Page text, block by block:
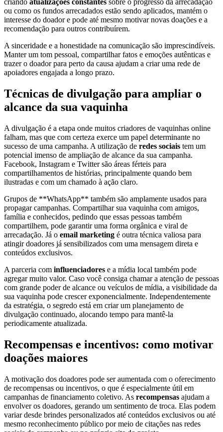
criando atualizações constantes sobre o progresso da arrecadação
ou como os fundos arrecadados estão sendo aplicados, mantém o
interesse do doador e pode até mesmo motivar novas doações e a
recomendação para outros contribuírem.
A sinceridade e a honestidade na comunicação são imprescindíveis.
Manter um tom pessoal, compartilhar fatos e emoções autênticas e
trazer o doador para perto da causa ajudam a criar uma rede de
apoiadores engajada a longo prazo.
Técnicas de divulgação para ampliar o
alcance da sua vaquinha
A divulgação é a etapa onde muitos criadores de vaquinhas online
falham, mas que com certeza exerce um papel determinante no
sucesso de uma campanha. A utilização de redes sociais tem um
potencial imenso de ampliação de alcance da sua campanha.
Facebook, Instagram e Twitter são áreas férteis para
compartilhamentos de histórias, principalmente quando bem
ilustradas e com um chamado à ação claro.
Grupos de **WhatsApp** também são amplamente usados para
propagar campanhas. Compartilhar sua vaquinha com amigos,
família e conhecidos, pedindo que essas pessoas também
compartilhem, pode garantir uma forma orgânica e viral de
arrecadação. Já o email marketing é outra técnica valiosa para
atingir doadores já sensibilizados com uma mensagem direta e
conteúdos exclusivos.
A parceria com influenciadores e a mídia local também pode
agregar muito valor. Caso você consiga chamar a atenção de pessoas
com grande poder de alcance ou veículos de mídia, a visibilidade da
sua vaquinha pode crescer exponencialmente. Independentemente
da estratégia, o segredo está em criar um planejamento de
divulgação continuado, alocando tempo para mantê-la
periodicamente atualizada.
Recompensas e incentivos: como motivar
doações maiores
A motivação dos doadores pode ser aumentada com o oferecimento
de recompensas ou incentivos, o que é especialmente útil em
campanhas de financiamento coletivo. As recompensas ajudam a
envolver os doadores, gerando um sentimento de troca. Elas podem
variar desde brindes personalizados até conteúdos exclusivos ou até
mesmo reconhecimento público por meio de citações nas redes